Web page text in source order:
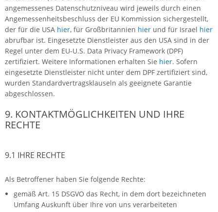
angemessenes Datenschutzniveau wird jeweils durch einen
Angemessenheitsbeschluss der EU Kommission sichergestellt,
der für die USA hier, für Großbritannien hier und für Israel hier
abrufbar ist. Eingesetzte Dienstleister aus den USA sind in der
Regel unter dem EU-U.S. Data Privacy Framework (DPF)
zertifiziert. Weitere Informationen erhalten Sie hier. Sofern
eingesetzte Dienstleister nicht unter dem DPF zertifiziert sind,
wurden Standardvertragsklauseln als geeignete Garantie
abgeschlossen.
9. KONTAKTMÖGLICHKEITEN UND IHRE
RECHTE
9.1 IHRE RECHTE
Als Betroffener haben Sie folgende Rechte:
gemäß Art. 15 DSGVO das Recht, in dem dort bezeichneten
Umfang Auskunft über Ihre von uns verarbeiteten